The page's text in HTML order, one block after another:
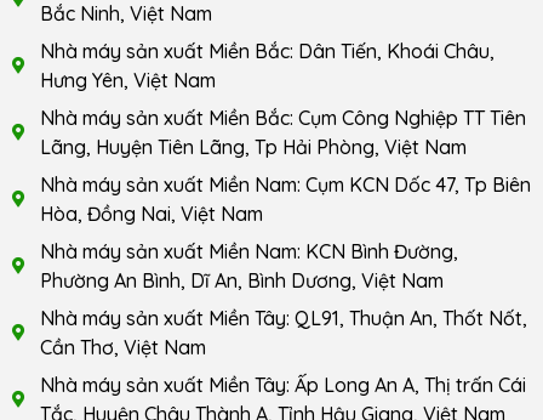
Bắc Ninh, Việt Nam
Nhà máy sản xuất Miền Bắc: Dân Tiến, Khoái Châu,
Hưng Yên, Việt Nam
Nhà máy sản xuất Miền Bắc: Cụm Công Nghiệp TT Tiên
Lãng, Huyện Tiên Lãng, Tp Hải Phòng, Việt Nam
Nhà máy sản xuất Miền Nam: Cụm KCN Dốc 47, Tp Biên
Hòa, Đồng Nai, Việt Nam
Nhà máy sản xuất Miền Nam: KCN Bình Đường,
Phường An Bình, Dĩ An, Bình Dương, Việt Nam
Nhà máy sản xuất Miền Tây: QL91, Thuận An, Thốt Nốt,
Cần Thơ, Việt Nam
Nhà máy sản xuất Miền Tây: Ấp Long An A, Thị trấn Cái
Tắc, Huyện Châu Thành A, Tỉnh Hậu Giang, Việt Nam